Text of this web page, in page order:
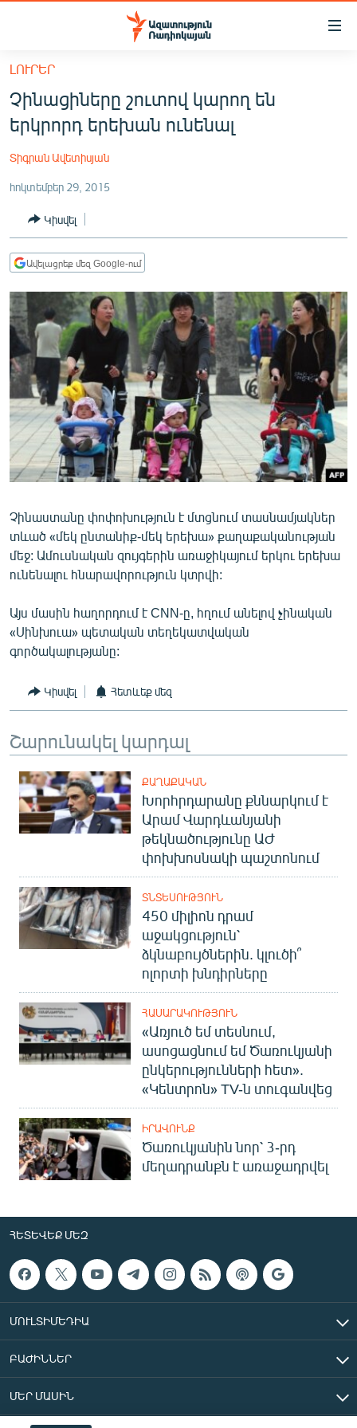
Մատչելիության
հիմնական
բովանդակությանը
Անցնել
հիմնական
մենյուին
ՀԱՅԱՍՏԱՆ
ՔԱՂԱՔԱԿԱՆ
ԸՆՏՐՈՒԹՅՈՒՆՆԵՐ 2026
ԻՐԱՎՈՒՆՔ
ՀԱՍԱՐԱԿՈՒԹՅՈՒՆ
ՏՆՏԵՍՈՒԹՅՈՒՆ
ՊԱՏԵՐԱԶՄԻ 6 ՇԱԲԱԹՆԵՐԸ
ՏԱՐԱԾԱՇՐՋԱՆ
ՄԻՋԱԶԳԱՅԻՆ
ՄՇԱԿՈՒՅԹ
ՍՊՈՐՏ
ՄԵԿՆԱԲԱՆՈՒԹՅՈՒՆ
ՏՏ ԵՒ ԻՆՏԵՐՆԵՏ
ԿՈՐՈՆԱՎԻՐՈՒՍ
ԱՐԽԻՎ
ՏԵՍԱՆՅՈՒԹԵՐ
ՁԳՏԵԼՈՎ ԼԱՎԱԳՈՒՅՆԻՆ
ՓՈԴՔԱՍԹ
Հայերեն
Русский
ՀԵՏԵՎԵՔ ՄԵԶ
«Ազատության» բոլոր կայքերը
ԼՈՒՐԵՐ
Չինացիները շուտով կարող են
երկրորդ երեխան ունենալ
Տիգրան Ավետիսյան
հոկտեմբեր 29, 2015
Կիսվել
Ավելացրեք մեզ Google-ում
Չինաստանը փոփոխություն է մտցնում տասնամյակներ
տևած «մեկ ընտանիք-մեկ երեխա» քաղաքականության
մեջ: Ամուսնական զույգերին առաջիկայում երկու երեխա
ունենալու հնարավորություն կտրվի:
Այս մասին հաղորդում է CNN-ը, հղում անելով չինական
«Սինխուա» պետական տեղեկատվական
գործակալությանը:
Կիսվել Հետևեք մեզ
Շարունակել կարդալ
ՔԱՂԱՔԱԿԱՆ
Խորհրդարանը քննարկում է
Արամ Վարդևանյանի
թեկնածությունը ԱԺ
փոխխոսնակի պաշտոնում
ՏՆՏԵՍՈՒԹՅՈՒՆ
450 միլիոն դրամ
աջակցություն՝
ձկնաբույծներին. կլուծի՞
ոլորտի խնդիրները
ՀԱՍԱՐԱԿՈՒԹՅՈՒՆ
«Առյուծ եմ տեսնում,
ասոցացնում եմ Ծառուկյանի
ընկերությունների հետ».
«Կենտրոն» TV-ն տուգանվեց
ԻՐԱՎՈՒՆՔ
Ծառուկյանին նոր՝ 3-րդ
մեղադրանքն է առաջադրվել
ՀԵՏԵՎԵՔ ՄԵԶ
ՄՈՒԼՏԻՄԵԴԻԱ
ԲԱԺԻՆՆԵՐ
ՄԵՐ ՄԱՍԻՆ